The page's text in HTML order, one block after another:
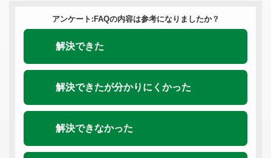
アンケート:FAQの内容は参考になりましたか？
解決できた
解決できたが分かりにくかった
解決できなかった